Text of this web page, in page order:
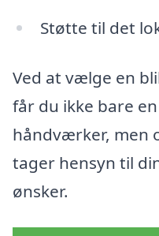
Støtte til det
Ved at vælge en
får du ikke bare
håndværker, men
tager hensyn til
ønsker.